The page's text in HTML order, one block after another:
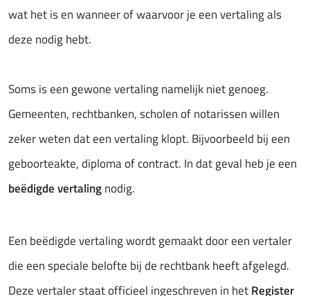
wat het is en wanneer of waarvoor je een vertaling als
deze nodig hebt.
Soms is een gewone vertaling namelijk niet genoeg.
Gemeenten, rechtbanken, scholen of notarissen willen
zeker weten dat een vertaling klopt. Bijvoorbeeld bij een
geboorteakte, diploma of contract. In dat geval heb je een
beëdigde vertalingnodig.
Een beëdigde vertaling wordt gemaakt door een vertaler
die een speciale belofte bij de rechtbank heeft afgelegd.
Deze vertaler staat officieel ingeschreven in hetRegister